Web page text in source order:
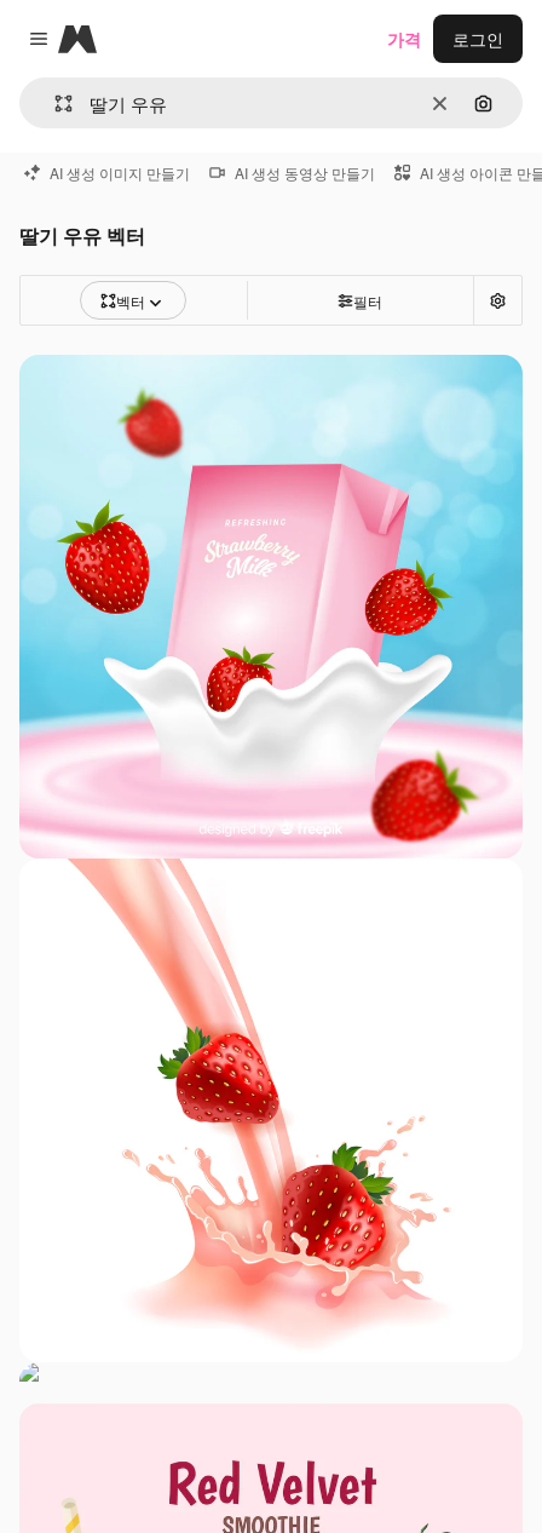
Close menu
Magnific
지우기이미지
가격 로그인
AI 생성 이미지 만들기 AI 생성 동영상 만들기 AI 생성 아이콘 만
딸기 우유 벡터
벡터 필터